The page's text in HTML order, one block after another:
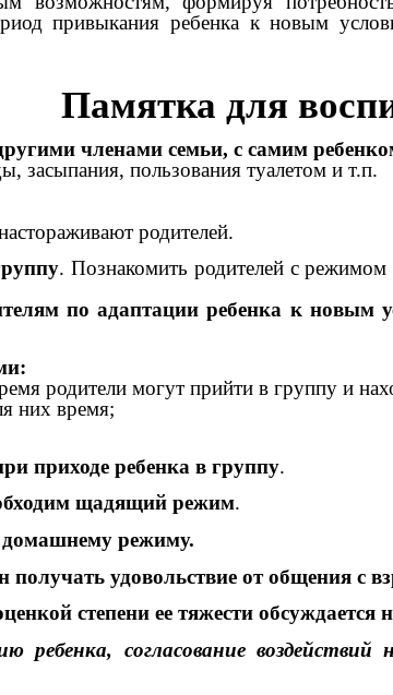
привыкания ребенка к новым
Памятка для
членами семьи, с самим
засыпания, пользования туалетом и т.п.
родителей.
. Познакомить родителей с режимом
по адаптации ребенка к
родители могут прийти в группу и
них время;
приходе ребенка в группу.
щадящий режим.
домашнему режиму.
удовольствие от общения с
степени ее тяжести обсуждается
ребенка, согласование